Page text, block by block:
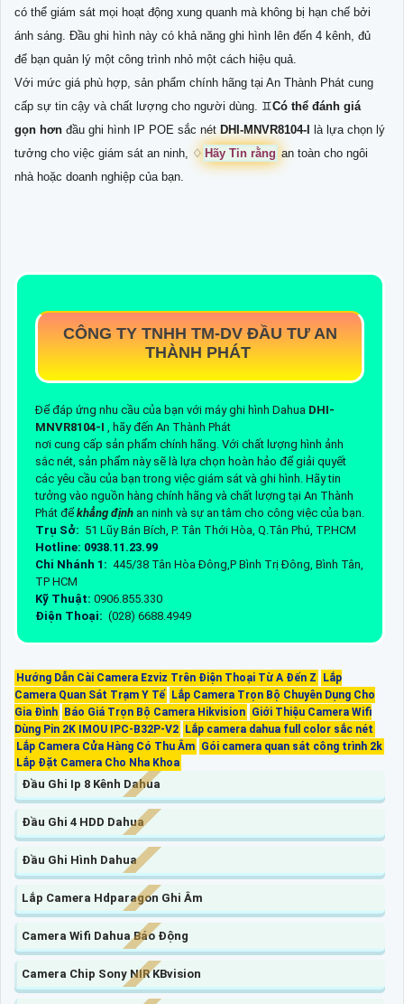
có thể giám sát mọi hoạt động xung quanh mà không bị hạn chế bởi
ánh sáng. Đầu ghi hình này có khả năng ghi hình lên đến 4 kênh, đủ
để bạn quản lý một công trình nhỏ một cách hiệu quả.
Với mức giá phù hợp, sản phẩm chính hãng tại An Thành Phát cung
cấp sự tin cậy và chất lượng cho người dùng. ♊Có thể đánh giá
gọn hơn đầu ghi hình IP POE sắc nét DHI-MNVR8104-I
là lựa chọn lý
tưởng cho việc giám sát an ninh, ♢ Hãy Tin rằng an toàn cho ngôi
nhà hoặc doanh nghiệp của bạn.
CÔNG TY TNHH TM-DV ĐẦU TƯ AN
THÀNH PHÁT
Để đáp ứng nhu cầu của bạn với máy ghi hình Dahua DHI-
MNVR8104-I , hãy đến An Thành Phát
nơi cung cấp sản phẩm chính hãng. Với chất lượng hình ảnh
sắc nét, sản phẩm này sẽ là lựa chọn hoàn hảo để giải quyết
các yêu cầu của bạn trong việc giám sát và ghi hình. Hãy tin
tưởng vào nguồn hàng chính hãng và chất lượng tại An Thành
Phát để khẳng định an ninh và sự an tâm cho công việc của bạn.
Trụ Sở: 51 Lũy Bán Bích, P. Tân Thới Hòa, Q.Tân Phú, TP.HCM
Hotline: 0938.11.23.99
Chi Nhánh 1: 445/38 Tân Hòa Đông,P Bình Trị Đông, Bình Tân,
TP HCM
Kỹ Thuật: 0906.855.330
Điện Thoại: (028) 6688.4949
Hướng Dẫn Cài Camera Ezviz Trên Điện Thoại Từ A Đến Z
Lắp
Camera Quan Sát Trạm Y Tế
Lắp Camera Trọn Bộ Chuyên Dụng Cho
Gia Đình
Báo Giá Trọn Bộ Camera Hikvision Giới Thiệu Camera Wifi
Dùng Pin 2K IMOU IPC-B32P-V2
Lắp camera dahua full color sắc nét
Lắp Camera Cửa Hàng Có Thu Âm Gói camera quan sát công trình 2k
Lắp Đặt Camera Cho Nha Khoa
Đầu Ghi Ip 8 Kênh Dahua
Đầu Ghi 4 HDD Dahua
Đầu Ghi Hình Dahua
Lắp Camera Hdparagon Ghi Âm
Camera Wifi Dahua Báo Động
Camera Chip Sony NIR KBvision